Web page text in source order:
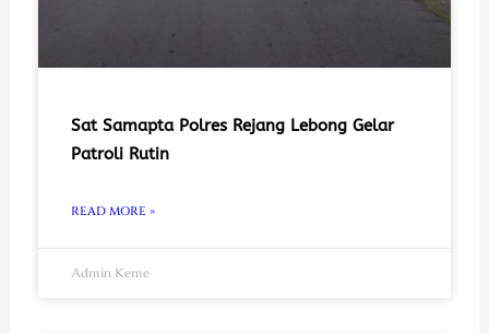
Sat Samapta Polres Rejang Lebong Gelar
Patroli Rutin
READ MORE »
Admin Keme